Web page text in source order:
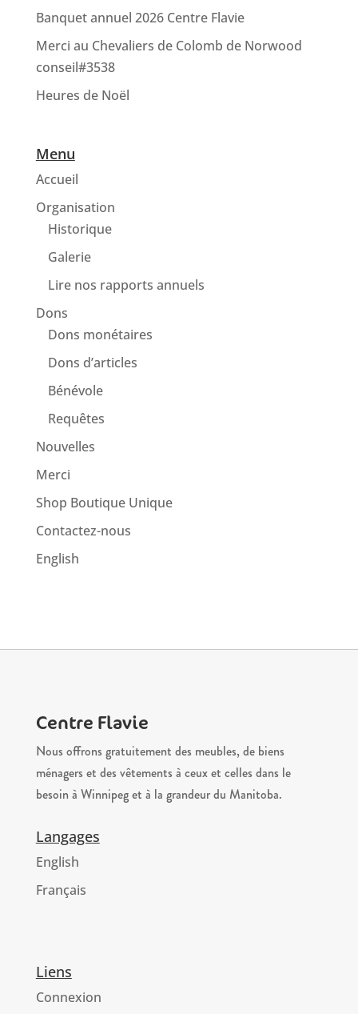
Banquet annuel 2026 Centre Flavie
Merci au Chevaliers de Colomb de Norwood
conseil#3538
Heures de Noël
Menu
Accueil
Organisation
Historique
Galerie
Lire nos rapports annuels
Dons
Dons monétaires
Dons d’articles
Bénévole
Requêtes
Nouvelles
Merci
Shop Boutique Unique
Contactez-nous
English
Centre Flavie
Nous offrons gratuitement des meubles, de biens
ménagers et des vêtements à ceux et celles dans le
besoin à Winnipeg et à la grandeur du Manitoba.
Langages
English
Français
Liens
Connexion